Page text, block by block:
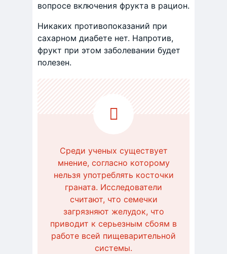
вопросе включения фрукта в рацион.
Никаких противопоказаний при
сахарном диабете нет. Напротив,
фрукт при этом заболевании будет
полезен.
Среди ученых существует
мнение, согласно которому
нельзя употреблять косточки
граната. Исследователи
считают, что семечки
загрязняют желудок, что
приводит к серьезным сбоям в
работе всей пищеварительной
системы.